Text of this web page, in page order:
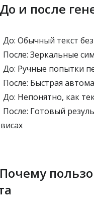
До и после
До: Обычный текст
После: Зеркальные
До: Ручные попытки
После: Быстрая
До: Непонятно, как
После: Готовый
Почему